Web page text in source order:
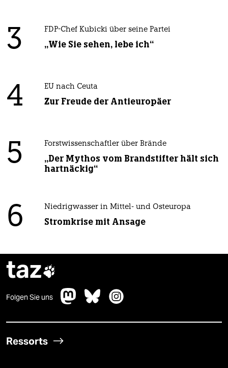
3 FDP-Chef Kubicki über seine Partei
„Wie Sie sehen, lebe ich“
4 EU nach Ceuta
Zur Freude der Antieuropäer
5 Forstwissenschaftler über Brände
„Der Mythos vom Brandstifter hält sich
hartnäckig“
6 Niedrigwasser in Mittel- und Osteuropa
Stromkrise mit Ansage
taz
Folgen Sie uns
Ressorts